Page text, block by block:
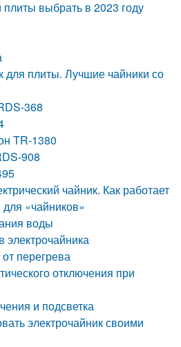
плиты выбрать в 2023 году
для плиты. Лучшие чайники со
368
TR-1380
908
чайник. Как работает
для «чайников»
воды
электрочайника
перегрева
отключения при
и подсветка
электрочайник своими